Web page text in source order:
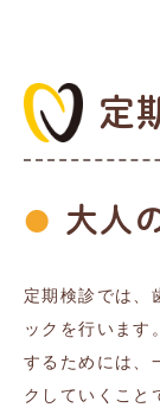
定
大人
定期検診では、
ックを行います
するためには、
クしていくこと